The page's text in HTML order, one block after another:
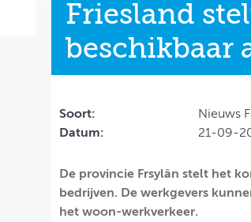
Friesland
beschikbaar
Soort:
Nieuws
Datum:
21-09-
De provincie Frsylân stelt het
bedrijven. De werkgevers
het woon-werkverkeer.